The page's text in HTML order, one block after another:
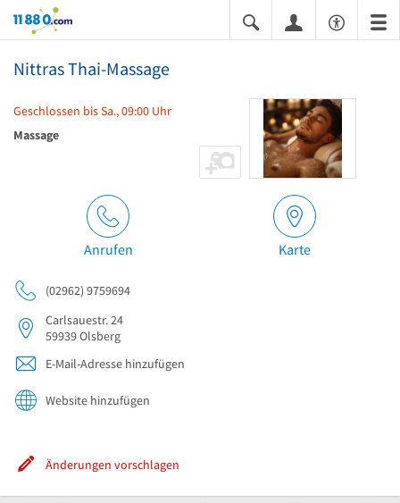
11880.com
Nittras Thai-Massage
Geschlossen bis Sa., 09:00 Uhr
Massage
Anrufen Karte
(02962) 9759694
Carlsauestr. 24
59939Olsberg
E-Mail-Adresse hinzufügen
Website hinzufügen
Änderungen vorschlagen